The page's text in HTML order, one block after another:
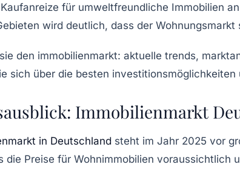
für umweltfreundliche Immobilien
wird deutlich, dass der Wohnungsmarkt
Immobilienmarkt
in Deutschland steht im Jahr 2025 vor
die Preise für Wohnimmobilien voraussichtlich